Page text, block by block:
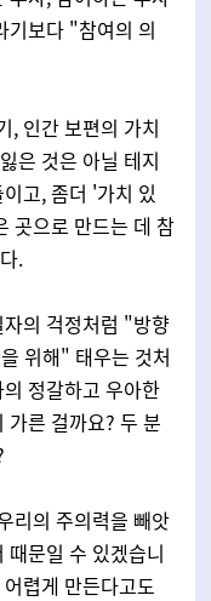
기보다 "참여의 의
, 인간 보편의 가치
은 것은 아닐 테지
고, 좀더 '가치 있
곳으로 만드는 데 참
.
의 걱정처럼 "방향
위해" 태우는 것처
정갈하고 우아한
른 걸까요? 두 분
리의 주의력을 빼앗
문일 수 있겠습니
렵게 만든다고도